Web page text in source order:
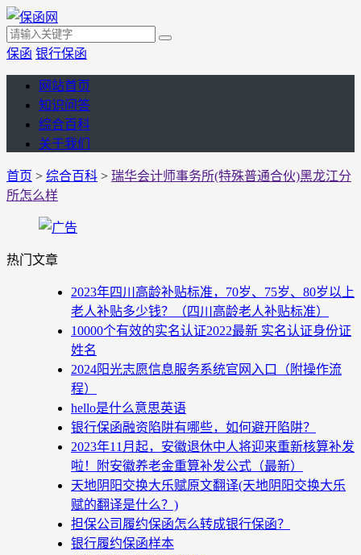
保函 银行保函
网站首页
知识问答
综合百科
关于我们
首页 > 综合百科 > 瑞华会计师事务所(特殊普通合伙)黑龙江分
所怎么样
热门文章
2023年四川高龄补贴标准，70岁、75岁、80岁以上
老人补贴多少钱？（四川高龄老人补贴标准）
10000个有效的实名认证2022最新 实名认证身份证
姓名
2024阳光志愿信息服务系统官网入口（附操作流
程）
hello是什么意思英语
银行保函融资陷阱有哪些，如何避开陷阱？
2023年11月起，安徽退休中人将迎来重新核算补发
啦！附安徽养老金重算补发公式（最新）
天地阴阳交换大乐赋原文翻译(天地阴阳交换大乐
赋的翻译是什么？)
担保公司履约保函怎么转成银行保函？
银行履约保函样本